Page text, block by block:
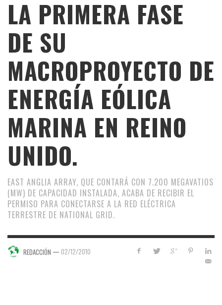
LA PRIMERA FASE
DE SU
MACROPROYECTO DE
ENERGÍA EÓLICA
MARINA EN REINO
UNIDO.
EAST ANGLIA ARRAY, QUE CONTARÁ CON 7.200 MEGAVATIOS
(MW) DE CAPACIDAD INSTALADA, ACABA DE RECIBIR EL
PERMISO PARA CONECTARSE A LA RED ELÉCTRICA
TERRESTRE DE NATIONAL GRID.
REDACCIÓN — 02/12/2010